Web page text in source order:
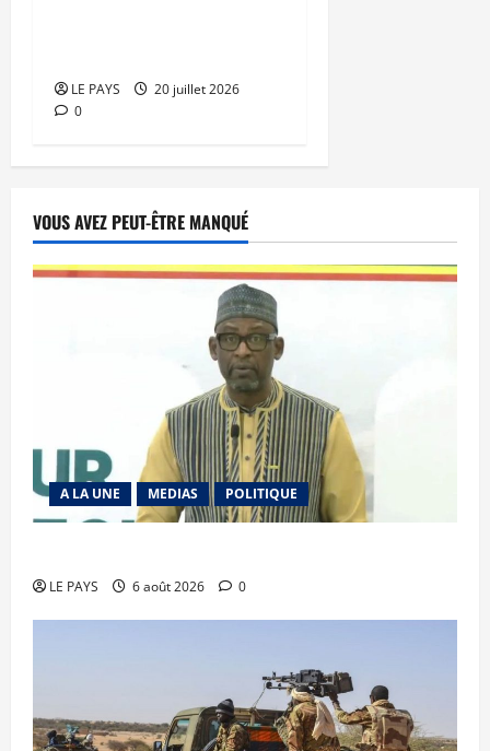
LE PAYS
20 juillet 2026
0
VOUS AVEZ PEUT-ÊTRE MANQUÉ
A LA UNE MEDIAS POLITIQUE
LE PAYS 6 août 2026 0